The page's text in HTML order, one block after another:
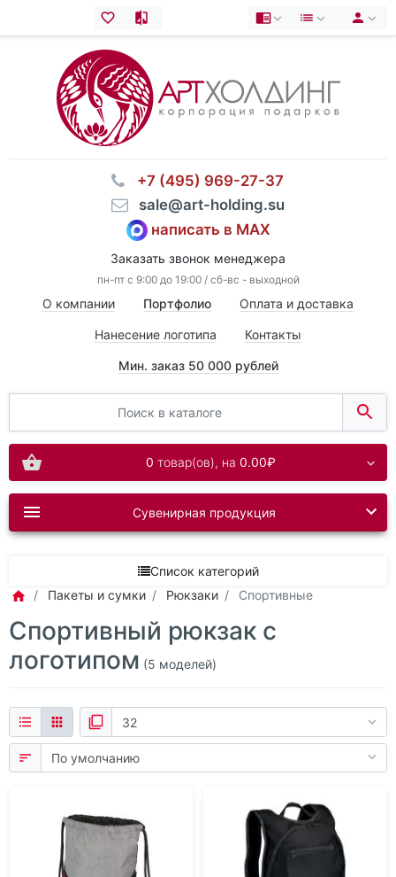
⠀+7 (495) 969-27-37
⠀sale@art-holding.su
написать в MAX
Заказать звонок менеджера
пн-пт с 9:00 до 19:00 / сб-вс - выходной
О компании Портфолио Оплата и доставка
Нанесение логотипа Контакты
Мин. заказ 50 000 рублей
0 товар(ов), на 0.00₽
Сувенирная продукция
Список категорий
Пакеты и сумки
Рюкзаки Спортивные
Спортивный рюкзак с
логотипом (5 моделей)